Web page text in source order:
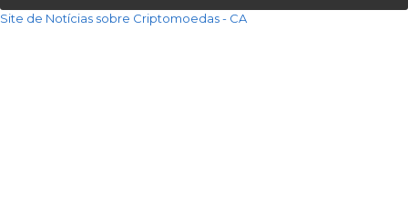
Site de Notícias sobre Criptomoedas - CA